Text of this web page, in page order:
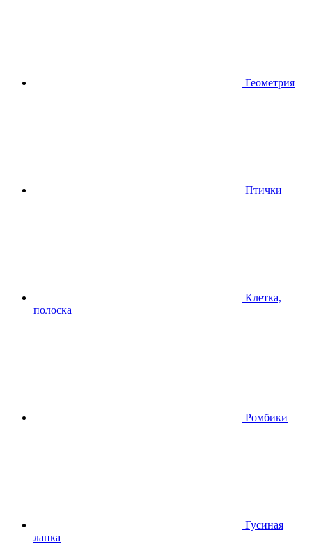
Геометрия
Птички
Клетка,
полоска
Ромбики
Гусиная
лапка